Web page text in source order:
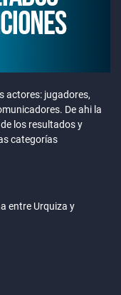
actores: jugadores,
De ahi la
los resultados y
categorías
entre Urquiza y